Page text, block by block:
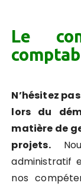
Le
N’hésitez
lors du
matière de
projets.
administratif
nos